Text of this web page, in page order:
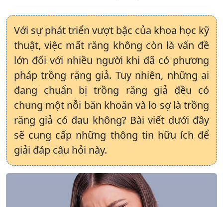
Với sự phát triển vượt bậc của khoa học kỹ
thuật, việc mất răng không còn là vấn đề
lớn đối với nhiều người khi đã có phương
pháp trồng răng giả. Tuy nhiên, những ai
đang chuẩn bị trồng răng giả đều có
chung một nỗi băn khoăn và lo sợ là trồng
răng giả có đau không? Bài viết dưới đây
sẽ cung cấp những thông tin hữu ích để
giải đáp câu hỏi này.